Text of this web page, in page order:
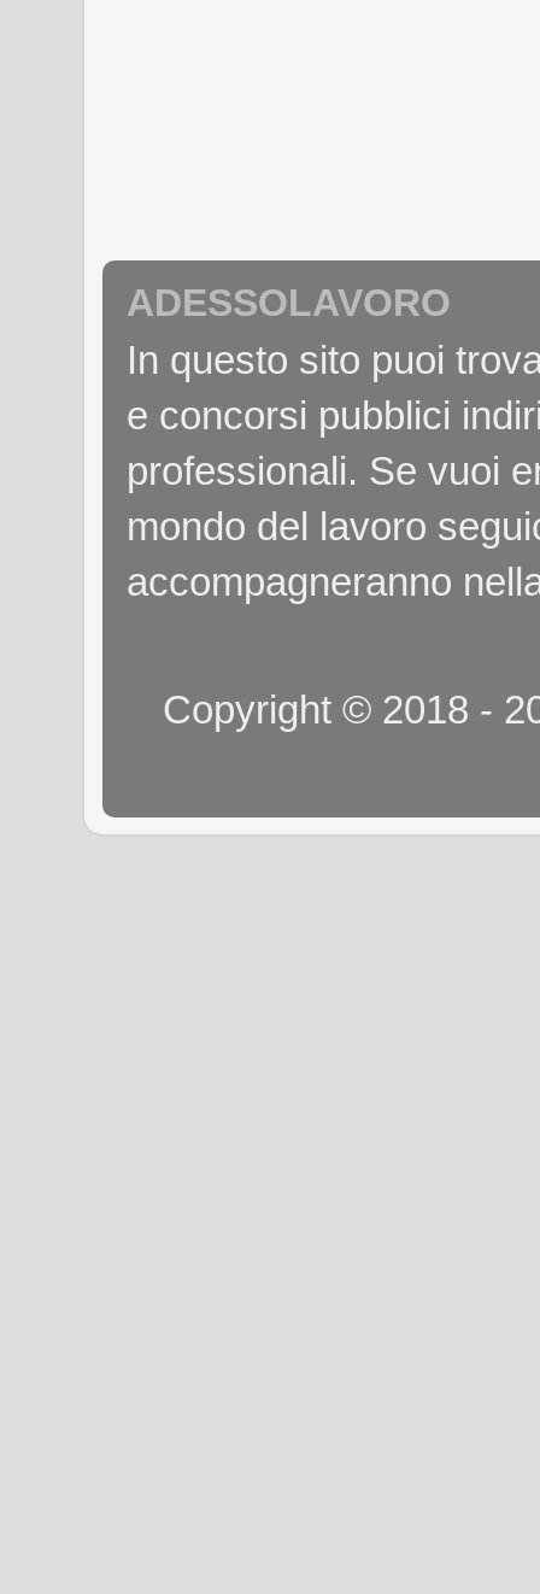
ADESSOLAVORO
In questo sito puoi
e concorsi pubblici
professionali. Se vuoi
mondo del lavoro
accompagneranno
Copyright © 2018 -